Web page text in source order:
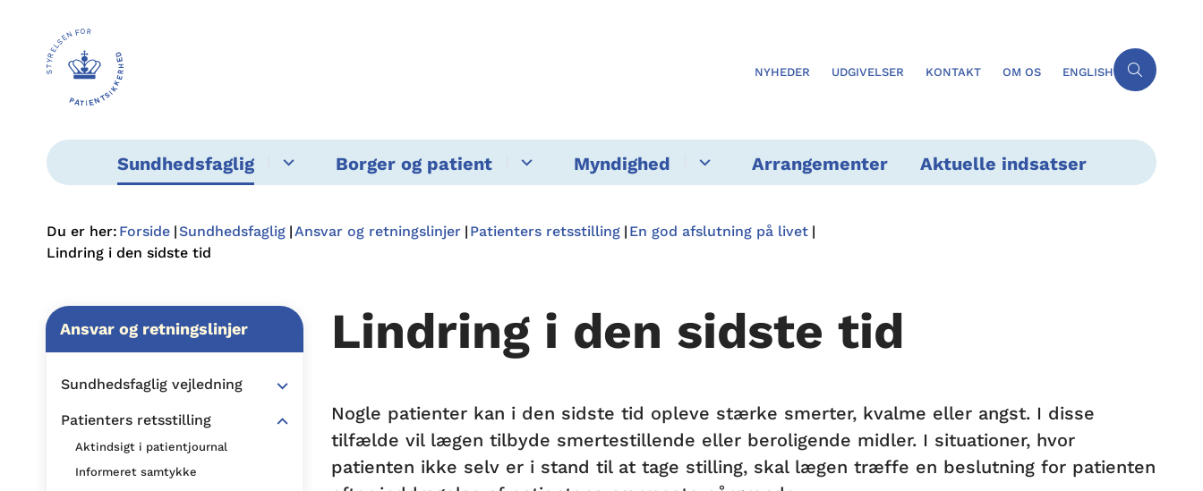
NYHEDER UDGIVELSER KONTAKT OM OS ENGLISH
Sundhedsfaglig Borger og patient Myndighed Arrangementer Aktuelle indsatser
Du er her: Forside Sundhedsfaglig Ansvar og retningslinjer Patienters retsstilling En god afslutning på livet
Lindring i den sidste tid
Ansvar og retningslinjer
Sundhedsfaglig vejledning
Patienters retsstilling
Aktindsigt i patientjournal
Informeret samtykke
Lindring i den sidste tid
Nogle patienter kan i den sidste tid opleve stærke smerter, kvalme eller angst. I disse
tilfælde vil lægen tilbyde smertestillende eller beroligende midler. I situationer, hvor
patienten ikke selv er i stand til at tage stilling, skal lægen træffe en beslutning for patienten